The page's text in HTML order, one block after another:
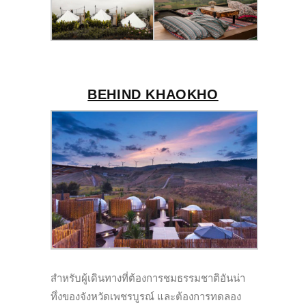
BEHIND KHAOKHO
สำหรับผู้เดินทางที่ต้องการชมธรรมชาติอันน่า
ทึ่งของจังหวัดเพชรบูรณ์ และต้องการทดลอง